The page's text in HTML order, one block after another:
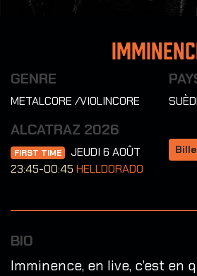
GENRE
METALCORE /VIOLINCORE
ALCATRAZ 2026
FIRST TIME
JEUDI 6 AOÛT
23:45-00:45 HELLDORADO
BIO
Imminence, en live, c’est en